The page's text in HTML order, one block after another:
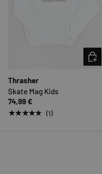
Thrasher
Skate Mag Kids
74,99 €
★★★★★ (1)